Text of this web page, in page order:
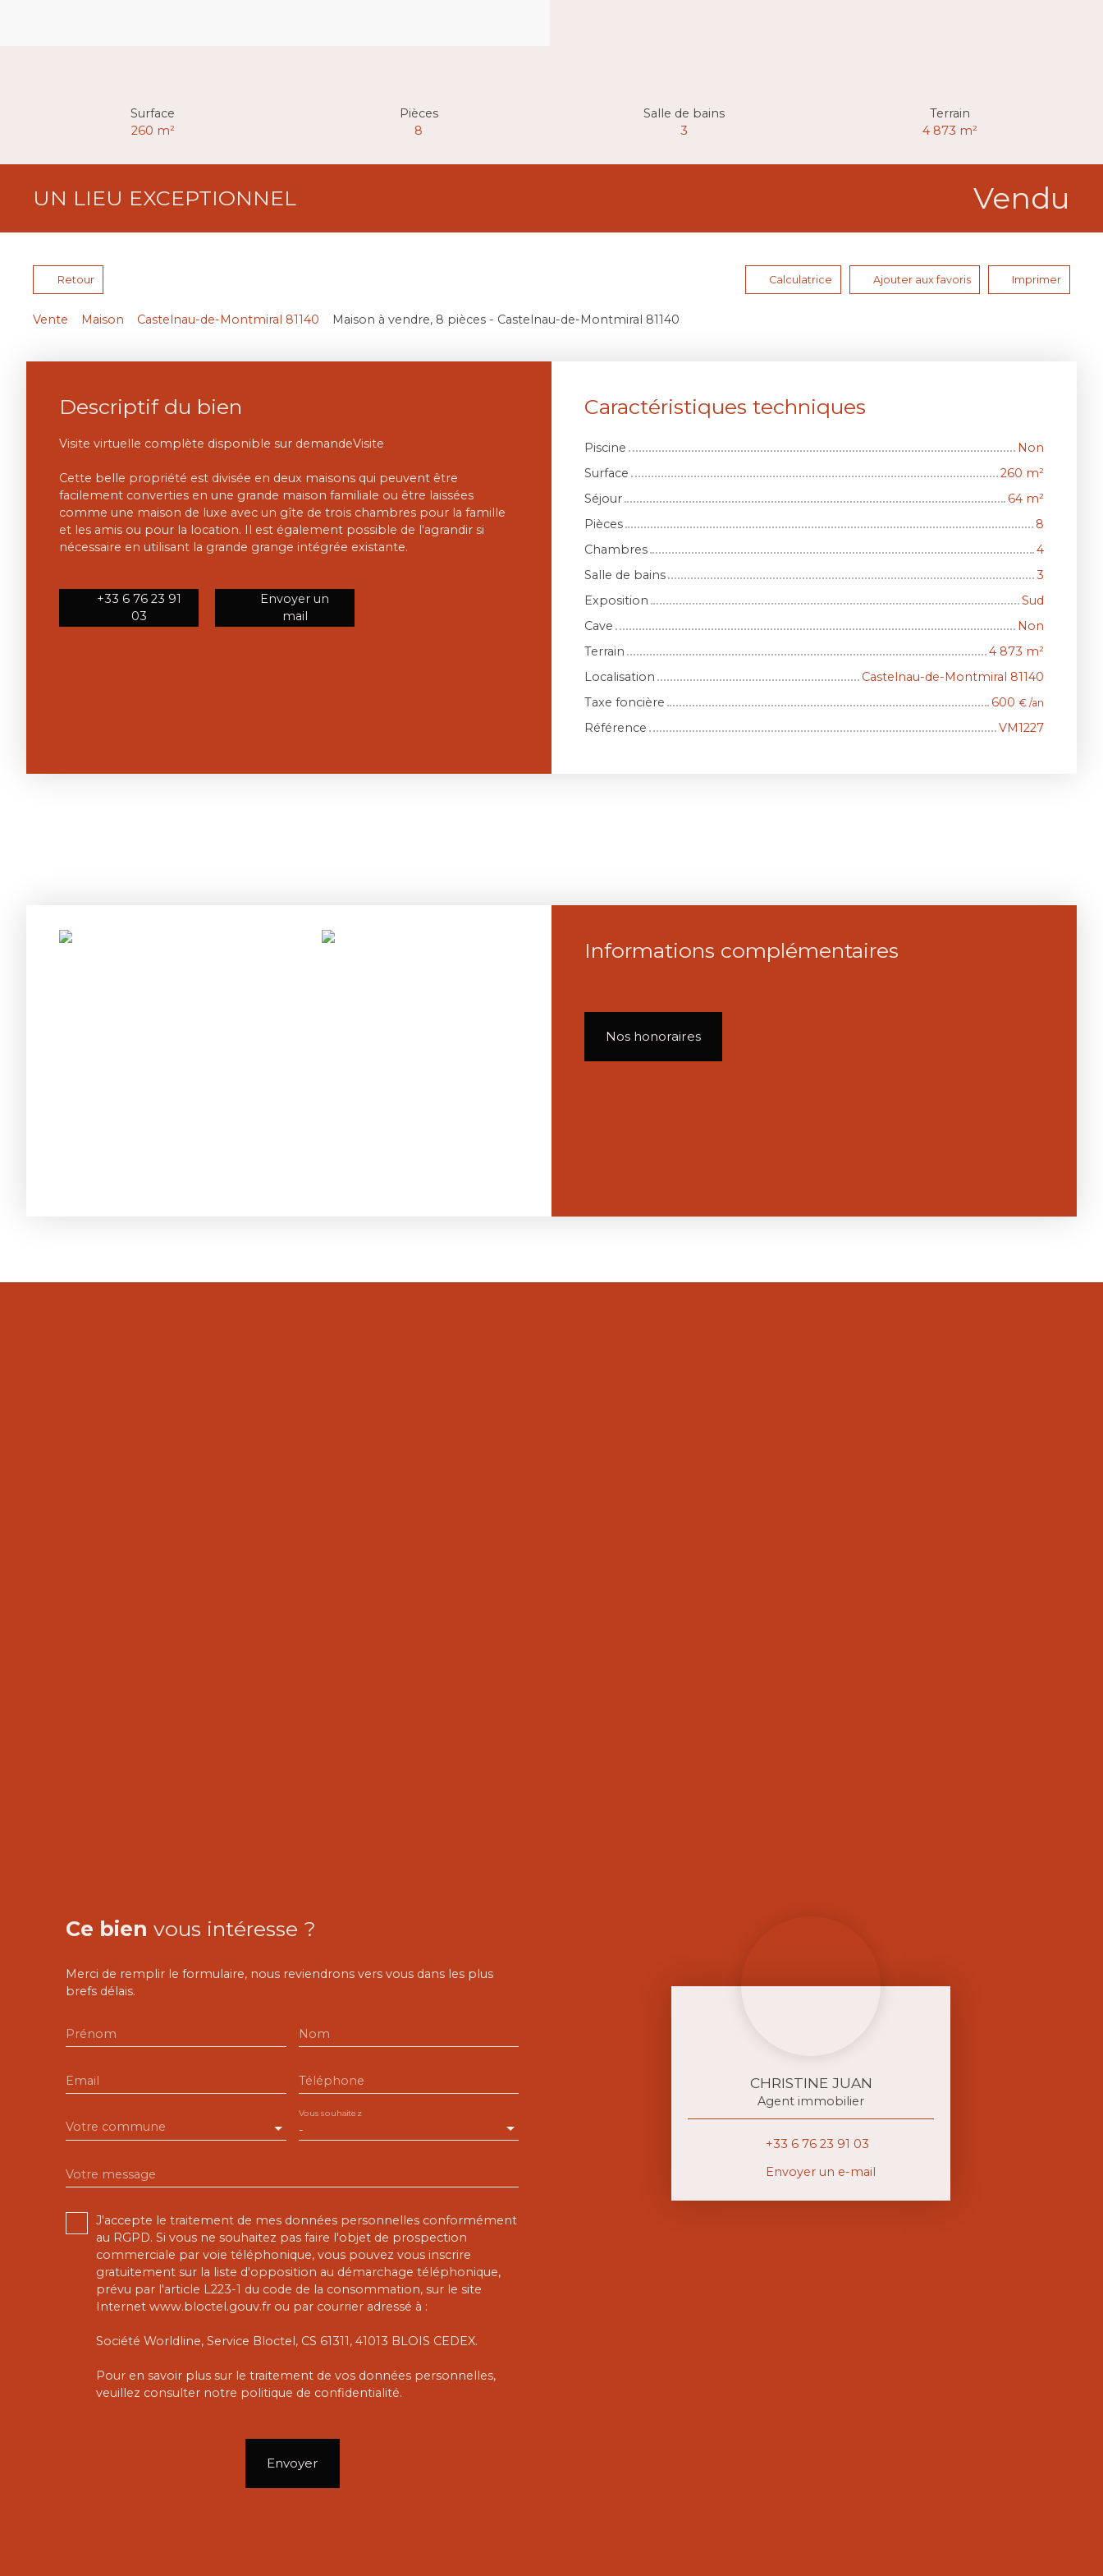
Surface
260 m²
Pièces
8
Salle de bains
3
Terrain
4 873 m²
UN LIEU EXCEPTIONNEL Vendu
Retour Calculatrice Ajouter aux favoris Imprimer
Vente Maison Castelnau-de-Montmiral 81140 Maison à vendre, 8 pièces - Castelnau-de-Montmiral 81140
Descriptif du bien
Visite virtuelle complète disponible sur demandeVisite
Cette belle propriété est divisée en deux maisons qui peuvent être
facilement converties en une grande maison familiale ou être laissées
comme une maison de luxe avec un gîte de trois chambres pour la famille
et les amis ou pour la location. Il est également possible de l'agrandir si
nécessaire en utilisant la grande grange intégrée existante.
+33 6 76 23 91
03
Envoyer un
mail
Caractéristiques techniques
Piscine
Non
Surface
260 m²
Séjour
64 m²
Pièces
8
Chambres
4
Salle de bains
3
Exposition
Sud
Cave
Non
Terrain
4 873 m²
Localisation
Castelnau-de-Montmiral 81140
Taxe foncière
600 € /an
Référence VM1227
Informations complémentaires
Nos honoraires
Ce bien vous intéresse ?
Merci de remplir le formulaire, nous reviendrons vers vous dans les plus
brefs délais.
Prénom Nom
Email Téléphone
Votre commune -
Vous souhaitez
Votre message
J'accepte le traitement de mes données personnelles conformément
au RGPD. Si vous ne souhaitez pas faire l'objet de prospection
commerciale par voie téléphonique, vous pouvez vous inscrire
gratuitement sur la liste d'opposition au démarchage téléphonique,
prévu par l'article L223-1 du code de la consommation, sur le site
Internet www.bloctel.gouv.fr ou par courrier adressé à :
Société Worldline, Service Bloctel, CS 61311, 41013 BLOIS CEDEX.
Pour en savoir plus sur le traitement de vos données personnelles,
veuillez consulter notre politique de confidentialité.
Envoyer
CHRISTINE JUAN
Agent immobilier
+33 6 76 23 91 03
Envoyer un e-mail